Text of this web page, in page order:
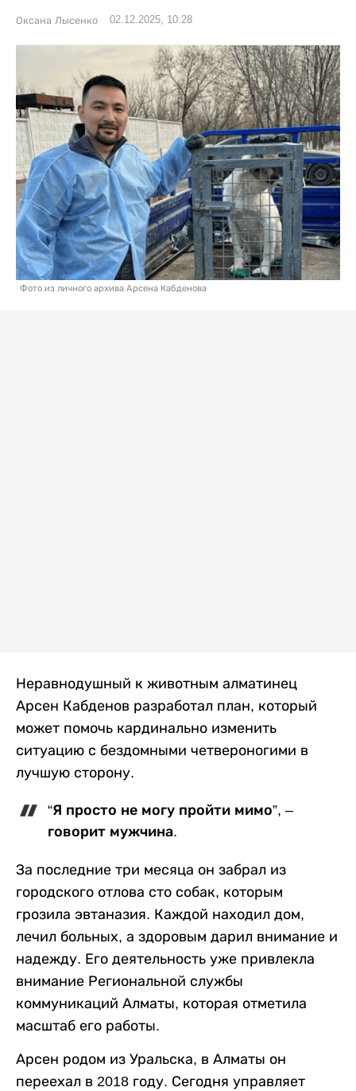
Оксана Лысенко 02.12.2025, 10:28
Фото из личного архива Арсена Кабденова
Неравнодушный к животным алматинец
Арсен Кабденов разработал план, который
может помочь кардинально изменить
ситуацию с бездомными четвероногими в
лучшую сторону.
“Я просто не могу пройти мимо”, –
говорит мужчина.
За последние три месяца он забрал из
городского отлова сто собак, которым
грозила эвтаназия. Каждой находил дом,
лечил больных, а здоровым дарил внимание и
надежду. Его деятельность уже привлекла
внимание Региональной службы
коммуникаций Алматы, которая отметила
масштаб его работы.
Арсен родом из Уральска, в Алматы он
переехал в 2018 году. Сегодня управляет